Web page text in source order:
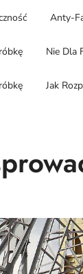
Anty-
Nie Dla
Jak